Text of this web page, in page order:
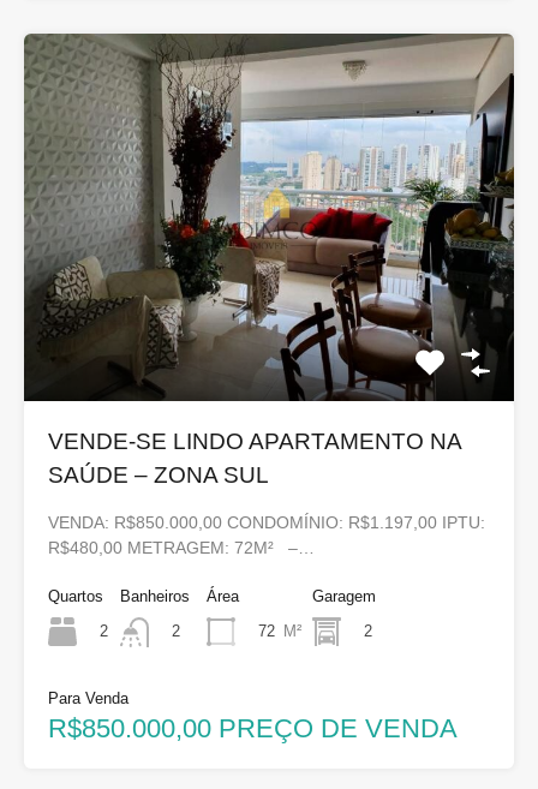
VENDE-SE LINDO APARTAMENTO NA
SAÚDE – ZONA SUL
VENDA: R$850.000,00 CONDOMÍNIO: R$1.197,00 IPTU:
R$480,00 METRAGEM: 72M² –…
Quartos
2
Banheiros
2
Área
72 M²
Garagem
2
Para Venda
R$850.000,00 PREÇO DE VENDA